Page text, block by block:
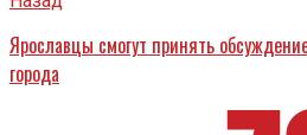
Ярославцы смогут принять
города